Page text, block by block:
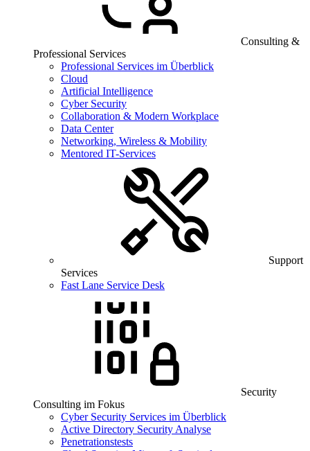
Consulting &
Professional Services
Professional Services im Überblick
Cloud
Artificial Intelligence
Cyber Security
Collaboration & Modern Workplace
Data Center
Networking, Wireless & Mobility
Mentored IT-Services
Support
Services
Fast Lane Service Desk
Security
Consulting im Fokus
Cyber Security Services im Überblick
Active Directory Security Analyse
Penetrationstests